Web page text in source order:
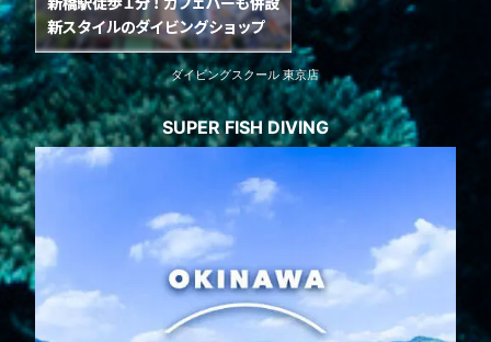
ダイビングスクール 東京店
SUPER FISH DIVING